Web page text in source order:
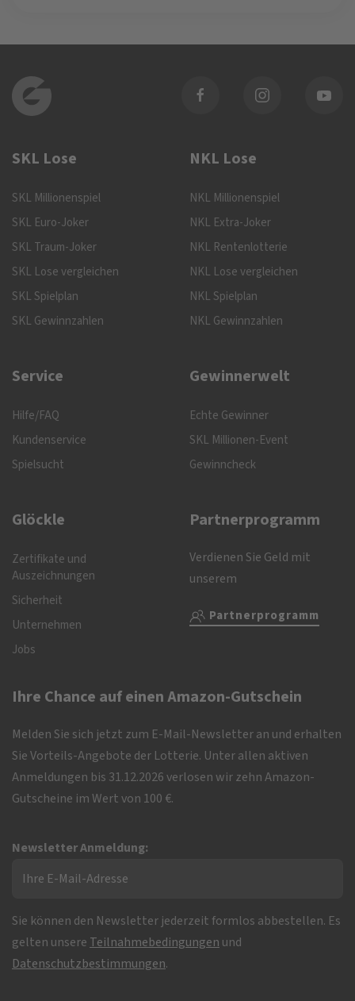
SKL Lose
SKL Millionenspiel
SKL Euro-Joker
SKL Traum-Joker
SKL Lose vergleichen
SKL Spielplan
SKL Gewinnzahlen
Service
Hilfe/FAQ
Kundenservice
Spielsucht
Glöckle
Zertifikate und
Auszeichnungen
Sicherheit
Unternehmen
Jobs
NKL Lose
NKL Millionenspiel
NKL Extra-Joker
NKL Rentenlotterie
NKL Lose vergleichen
NKL Spielplan
NKL Gewinnzahlen
Gewinnerwelt
Echte Gewinner
SKL Millionen-Event
Gewinncheck
Partnerprogramm
Verdienen Sie Geld mit
unserem
Partnerprogramm
Ihre Chance auf einen Amazon-Gutschein
Melden Sie sich jetzt zum E-Mail-Newsletter an und erhalten
Sie Vorteils-Angebote der Lotterie. Unter allen aktiven
Anmeldungen bis 31.12.2026 verlosen wir zehn Amazon-
Gutscheine im Wert von 100 €.
Newsletter Anmeldung:
Sie können den Newsletter jederzeit formlos abbestellen. Es
gelten unsere Teilnahmebedingungen und
Datenschutzbestimmungen.